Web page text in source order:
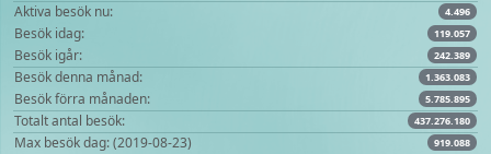
Aktiva besök nu: 4.496
Besök idag: 119.057
Besök igår: 242.389
Besök denna månad: 1.363.083
Besök förra månaden: 5.785.895
Totalt antal besök: 437.276.180
Max besök dag: (2019-08-23) 919.088